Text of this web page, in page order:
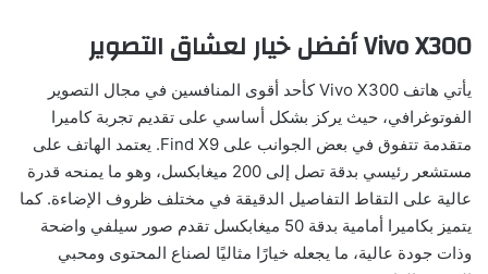
Vivo X300 أفضل خيار لعشاق التصوير
يأتي هاتف Vivo X300 كأحد أقوى المنافسين في مجال التصوير
الفوتوغرافي، حيث يركز بشكل أساسي على تقديم تجربة كاميرا
متقدمة تتفوق في بعض الجوانب على Find X9. يعتمد الهاتف على
مستشعر رئيسي بدقة تصل إلى 200 ميغابكسل، وهو ما يمنحه قدرة
عالية على التقاط التفاصيل الدقيقة في مختلف ظروف الإضاءة. كما
يتميز بكاميرا أمامية بدقة 50 ميغابكسل تقدم صور سيلفي واضحة
وذات جودة عالية، ما يجعله خيارًا مثاليًا لصناع المحتوى ومحبي